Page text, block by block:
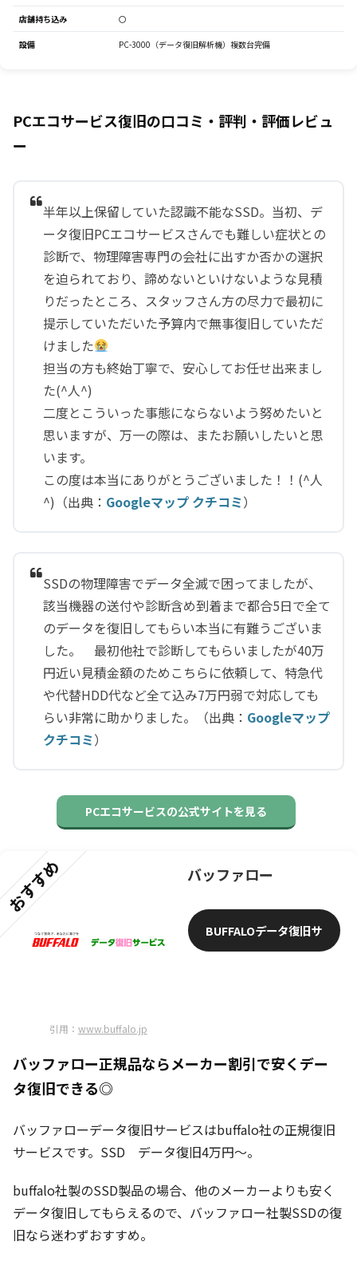
店舗持ち込み 〇
設備 PC-3000（データ復旧解析機）複数台完備
PCエコサービス復旧の口コミ・評判・評価レビュ
ー
半年以上保留していた認識不能なSSD。当初、デ
ータ復旧PCエコサービスさんでも難しい症状との
診断で、物理障害専門の会社に出すか否かの選択
を迫られており、諦めないといけないような見積
りだったところ、スタッフさん方の尽力で最初に
提示していただいた予算内で無事復旧していただ
けました
担当の方も終始丁寧で、安心してお任せ出来まし
た(^人^)
二度とこういった事態にならないよう努めたいと
思いますが、万一の際は、またお願いしたいと思
います。
この度は本当にありがとうございました！！(^人
^)（出典： Googleマップ クチコミ）
SSDの物理障害でデータ全滅で困ってましたが、
該当機器の送付や診断含め到着まで都合5日で全て
のデータを復旧してもらい本当に有難うございま
した。 最初他社で診断してもらいましたが40万
円近い見積金額のためこちらに依頼して、特急代
や代替HDD代など全て込み7万円弱で対応しても
らい非常に助かりました。（出典： Googleマップ
クチコミ）
PCエコサービスの公式サイトを見る
おすすめ
引用： www.buffalo.jp
バッファロー
BUFFALOデータ復旧サ
バッファロー正規品ならメーカー割引で安くデー
タ復旧できる◎
バッファローデータ復旧サービスはbuffalo社の正規復旧
サービスです。SSD データ復旧4万円～。
buffalo社製のSSD製品の場合、他のメーカーよりも安く
データ復旧してもらえるので、バッファロー社製SSDの復
旧なら迷わずおすすめ。